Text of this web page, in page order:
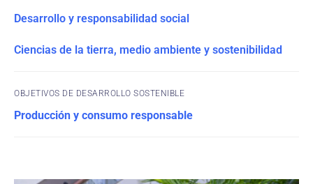
Desarrollo y responsabilidad social
Ciencias de la tierra, medio ambiente y sostenibilidad
OBJETIVOS DE DESARROLLO SOSTENIBLE
Producción y consumo responsable